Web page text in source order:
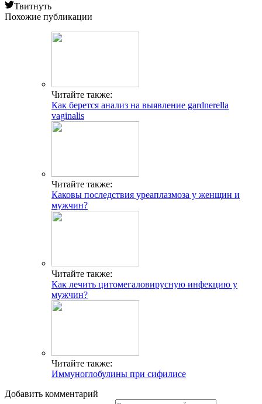
Твитнуть
Похожие публикации
Читайте также:
Как берется анализ на выявление gardnerella
vaginalis
Читайте также:
Каковы последствия уреаплазмоза у женщин и
мужчин?
Читайте также:
Как лечить цитомегаловирусную инфекцию у
мужчин?
Читайте также:
Иммуноглобулины при сифилисе
Добавить комментарий